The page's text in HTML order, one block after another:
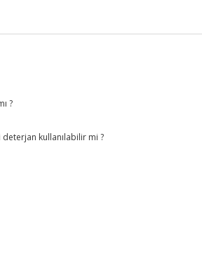
?
kullanılabilir mi ?